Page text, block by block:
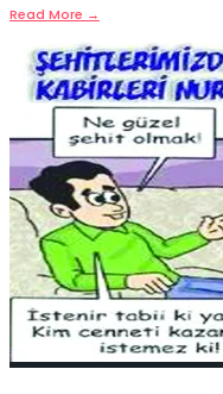
Read More →